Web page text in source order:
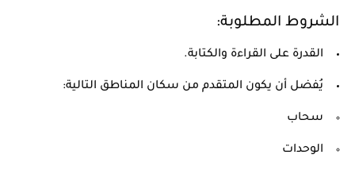
الشروط المطلوبة:
القدرة على القراءة والكتابة.
يُفضل أن يكون المتقدم من سكان المناطق التالية:
سحاب
الوحدات